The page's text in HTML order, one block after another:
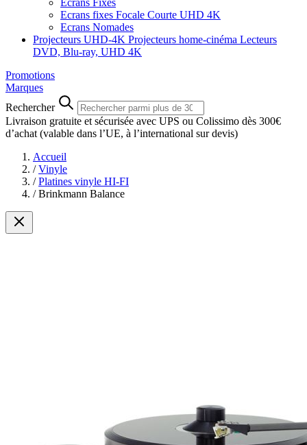
Ecrans Fixes
Ecrans fixes Focale Courte UHD 4K
Ecrans Nomades
Projecteurs UHD-4K Projecteurs home-cinéma Lecteurs
DVD, Blu-ray, UHD 4K
Promotions
Marques
Rechercher
Livraison gratuite et sécurisée avec UPS ou Colissimo dès 300€
d’achat (valable dans l’UE, à l’international sur devis)
Accueil
/ Vinyle
/ Platines vinyle HI-FI
/ Brinkmann Balance